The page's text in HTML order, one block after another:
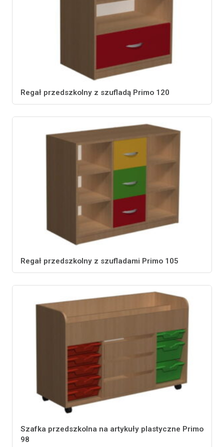
Regał przedszkolny z szufladą Primo 120
Regał przedszkolny z szufladami Primo 105
Szafka przedszkolna na artykuły plastyczne Primo
98